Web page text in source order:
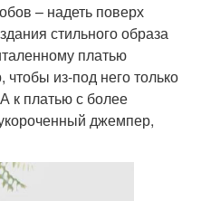
– надеть поверх
стильного образа
платью
из-под него только
к платью с более
джемпер,